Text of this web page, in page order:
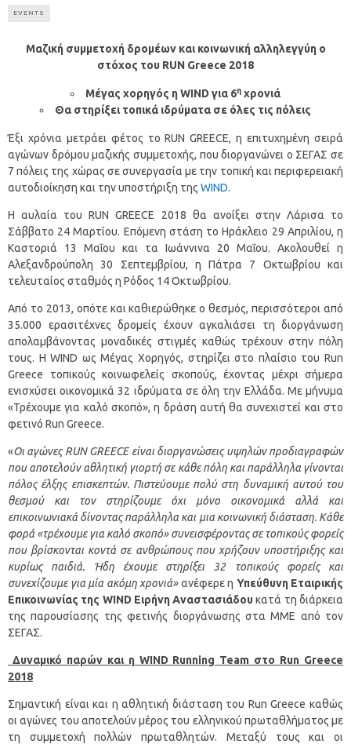
EVENTS
Μαζική συμμετοχή δρομέων και κοινωνική αλληλεγγύη ο
στόχος του RUN Greece 2018
Μέγας χορηγός η WIND για 6η χρονιά
Θα στηρίξει τοπικά ιδρύματα σε όλες τις πόλεις
Έξι χρόνια μετράει φέτος το RUN GREECE, η επιτυχημένη σειρά
αγώνων δρόμου μαζικής συμμετοχής, που διοργανώνει ο ΣΕΓΑΣ σε
7 πόλεις της χώρας σε συνεργασία με την τοπική και περιφερειακή
αυτοδιοίκηση και την υποστήριξη της WIND.
Η αυλαία του RUN GREECE 2018 θα ανοίξει στην Λάρισα το
Σάββατο 24 Μαρτίου. Επόμενη στάση το Ηράκλειο 29 Απριλίου, η
Καστοριά 13 Μαΐου και τα Ιωάννινα 20 Μαΐου. Ακολουθεί η
Αλεξανδρούπολη 30 Σεπτεμβρίου, η Πάτρα 7 Οκτωβρίου και
τελευταίος σταθμός η Ρόδος 14 Οκτωβρίου.
Από το 2013, οπότε και καθιερώθηκε ο θεσμός, περισσότεροι από
35.000 ερασιτέχνες δρομείς έχουν αγκαλιάσει τη διοργάνωση
απολαμβάνοντας μοναδικές στιγμές καθώς τρέχουν στην πόλη
τους. Η WIND ως Μέγας Χορηγός, στηρίζει στο πλαίσιο του Run
Greece τοπικούς κοινωφελείς σκοπούς, έχοντας μέχρι σήμερα
ενισχύσει οικονομικά 32 ιδρύματα σε όλη την Ελλάδα. Με μήνυμα
«Τρέχουμε για καλό σκοπό», η δράση αυτή θα συνεχιστεί και στο
φετινό Run Greece.
«Οι αγώνεςRUNGREECE είναι διοργανώσεις υψηλών προδιαγραφών
που αποτελούν αθλητική γιορτή σε κάθε πόλη και παράλληλα γίνονται
πόλος έλξης επισκεπτών. Πιστεύουμε πολύ στη δυναμική αυτού του
θεσμού και τον στηρίζουμε όχι μόνο οικονομικά αλλά και
επικοινωνιακά δίνοντας παράλληλα και μια κοινωνική διάσταση. Κάθε
φορά «τρέχουμε για καλό σκοπό» συνεισφέροντας σε τοπικούς φορείς
που βρίσκονται κοντά σε ανθρώπους που χρήζουν υποστήριξης και
κυρίως παιδιά. Ήδη έχουμε στηρίξει 32 τοπικούς φορείς και
συνεχίζουμε για μία ακόμη χρονιά»ανέφερε η Υπεύθυνη Εταιρικής
Επικοινωνίας της WIND Ειρήνη Αναστασιάδου κατά τη διάρκεια
της παρουσίασης της φετινής διοργάνωσης στα ΜΜΕ από τον
ΣΕΓΑΣ.
Δυναμικό παρών και η WIND Running Team στο Run Greece
2018
Σημαντική είναι και η αθλητική διάσταση του Run Greece καθώς
οι αγώνες του αποτελούν μέρος του ελληνικού πρωταθλήματος με
τη συμμετοχή πολλών πρωταθλητών. Μεταξύ τους και οι